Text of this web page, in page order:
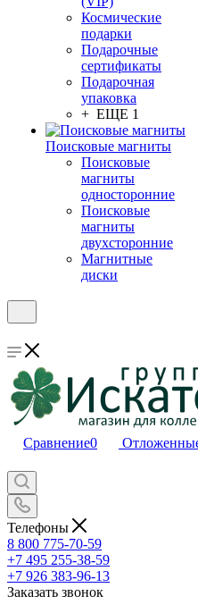
Космические
подарки
Подарочные
сертификаты
Подарочная
упаковка
+ ЕЩЕ 1
Поисковые магниты
Поисковые
магниты
односторонние
Поисковые
магниты
двухсторонние
Магнитные
диски
Сравнение0
Телефоны
8 800 775-70-59
+7 495 255-38-59
+7 926 383-96-13
Заказать звонок